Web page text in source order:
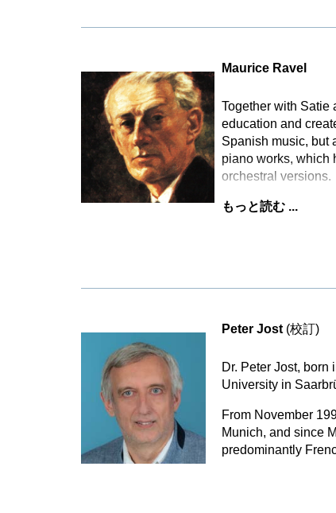
Maurice Ravel
Together with Satie
education and
Spanish music, but
piano works, which
orchestral versions.
もっと読む ...
Peter Jost (校訂)
Dr. Peter Jost,
University in
From November
Munich, and since
predominantly